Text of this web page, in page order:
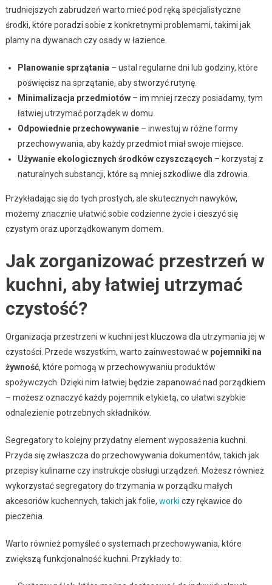
trudniejszych zabrudzeń warto mieć pod ręką specjalistyczne
środki, które poradzi sobie z konkretnymi problemami, takimi jak
plamy na dywanach czy osady w łazience.
Planowanie sprzątania – ustal regularne dni lub godziny, które
poświęcisz na sprzątanie, aby stworzyć rutynę.
Minimalizacja przedmiotów– im mniej rzeczy posiadamy, tym
łatwiej utrzymać porządek w domu.
Odpowiednie przechowywanie– inwestuj w różne formy
przechowywania, aby każdy przedmiot miał swoje miejsce.
Używanie ekologicznych środków czyszczących – korzystaj z
naturalnych substancji, które są mniej szkodliwe dla zdrowia.
Przykładając się do tych prostych, ale skutecznych nawyków,
możemy znacznie ułatwić sobie codzienne życie i cieszyć się
czystym oraz uporządkowanym domem.
Jak zorganizować przestrzeń w
kuchni, aby łatwiej utrzymać
czystość?
Organizacja przestrzeni w kuchni jest kluczowa dla utrzymania jej w
czystości. Przede wszystkim, warto zainwestować w pojemniki na
żywność, które pomogą w przechowywaniu produktów
spożywczych. Dzięki nim łatwiej będzie zapanować nad porządkiem
– możesz oznaczyć każdy pojemnik etykietą, co ułatwi szybkie
odnalezienie potrzebnych składników.
Segregatory to kolejny przydatny element wyposażenia kuchni.
Przyda się zwłaszcza do przechowywania dokumentów, takich jak
przepisy kulinarne czy instrukcje obsługi urządzeń. Możesz również
wykorzystać segregatory do trzymania w porządku małych
akcesoriów kuchennych, takich jak folie, worki czy rękawice do
pieczenia.
Warto również pomyśleć o systemach przechowywania, które
zwiększą funkcjonalność kuchni. Przykłady to: